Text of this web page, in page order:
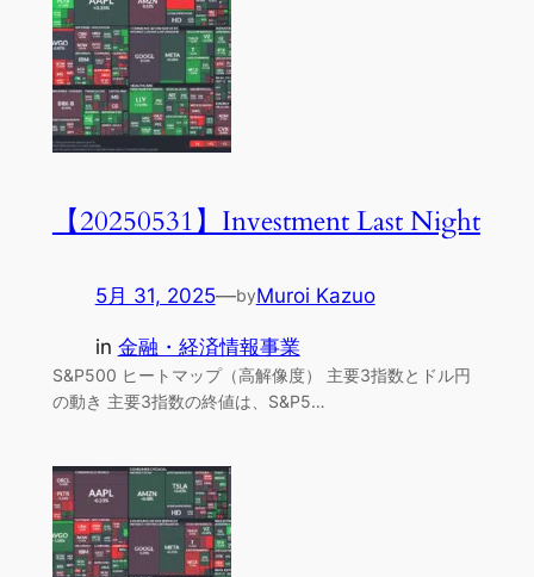
【20250531】Investment Last Night
5月 31, 2025—byMuroi Kazuo
in 金融・経済情報事業
S&P500 ヒートマップ（高解像度） 主要3指数とドル円
の動き 主要3指数の終値は、S&P5…